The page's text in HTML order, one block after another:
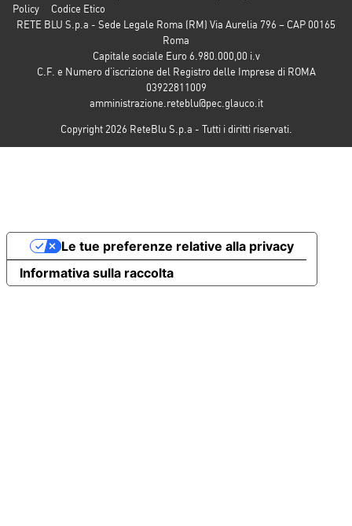
Policy
Codice Etico
RETE BLU S.p.a - Sede Legale Roma (RM) Via Aurelia 796 – CAP 00165
Roma
Capitale sociale Euro 6.980.000,00 i.v
C.F. e Numero d’iscrizione del Registro delle Imprese di ROMA
03922811009
amministrazione.reteblu@pec.glauco.it
Copyright 2026 ReteBlu S.p.a - Tutti i diritti riservati.
Informativa sulla raccolta
Le tue preferenze relative alla privacy